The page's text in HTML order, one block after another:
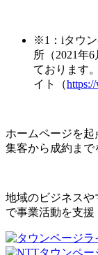
※1：iタウン
所（2021年
ております
イト（
ホームページを起
集客から成約ま
地域のビジネスや
で事業活動を支援